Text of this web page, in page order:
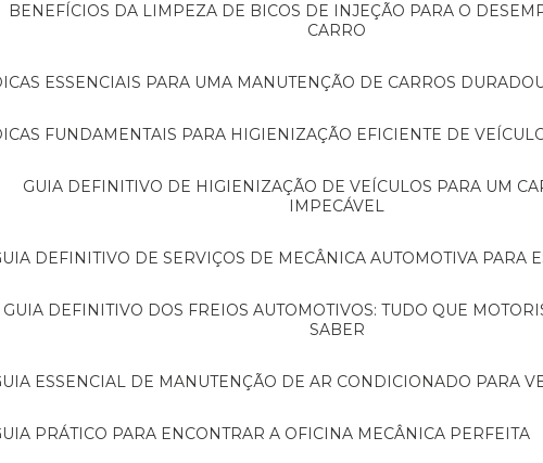
BENEFÍCIOS DA LIMPEZA DE BICOS DE INJEÇÃO PARA O DESEMPENHO DO SEU
CARRO
DICAS ESSENCIAIS PARA UMA MANUTENÇÃO DE CARROS
DICAS FUNDAMENTAIS PARA HIGIENIZAÇÃO EFICIENTE DE
GUIA DEFINITIVO DE HIGIENIZAÇÃO DE VEÍCULOS PARA UM CARRO SEMPRE
IMPECÁVEL
GUIA DEFINITIVO DE SERVIÇOS DE MECÂNICA AUTOMOTIVA PARA
GUIA DEFINITIVO DOS FREIOS AUTOMOTIVOS: TUDO QUE MOTORISTAS PRECISAM
SABER
GUIA ESSENCIAL DE MANUTENÇÃO DE AR CONDICIONADO PARA
GUIA PRÁTICO PARA ENCONTRAR A OFICINA MECÂNICA PERFEITA